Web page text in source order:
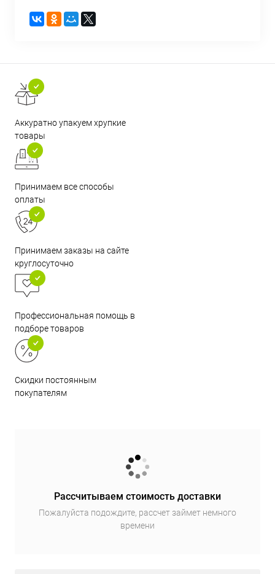
Аккуратно упакуем хрупкие
товары
Принимаем все способы
оплаты
Принимаем заказы на сайте
круглосуточно
Профессиональная помощь в
подборе товаров
Скидки постоянным
покупателям
Рассчитываем стоимость доставки
Пожалуйста подождите, рассчет займет немного
времени